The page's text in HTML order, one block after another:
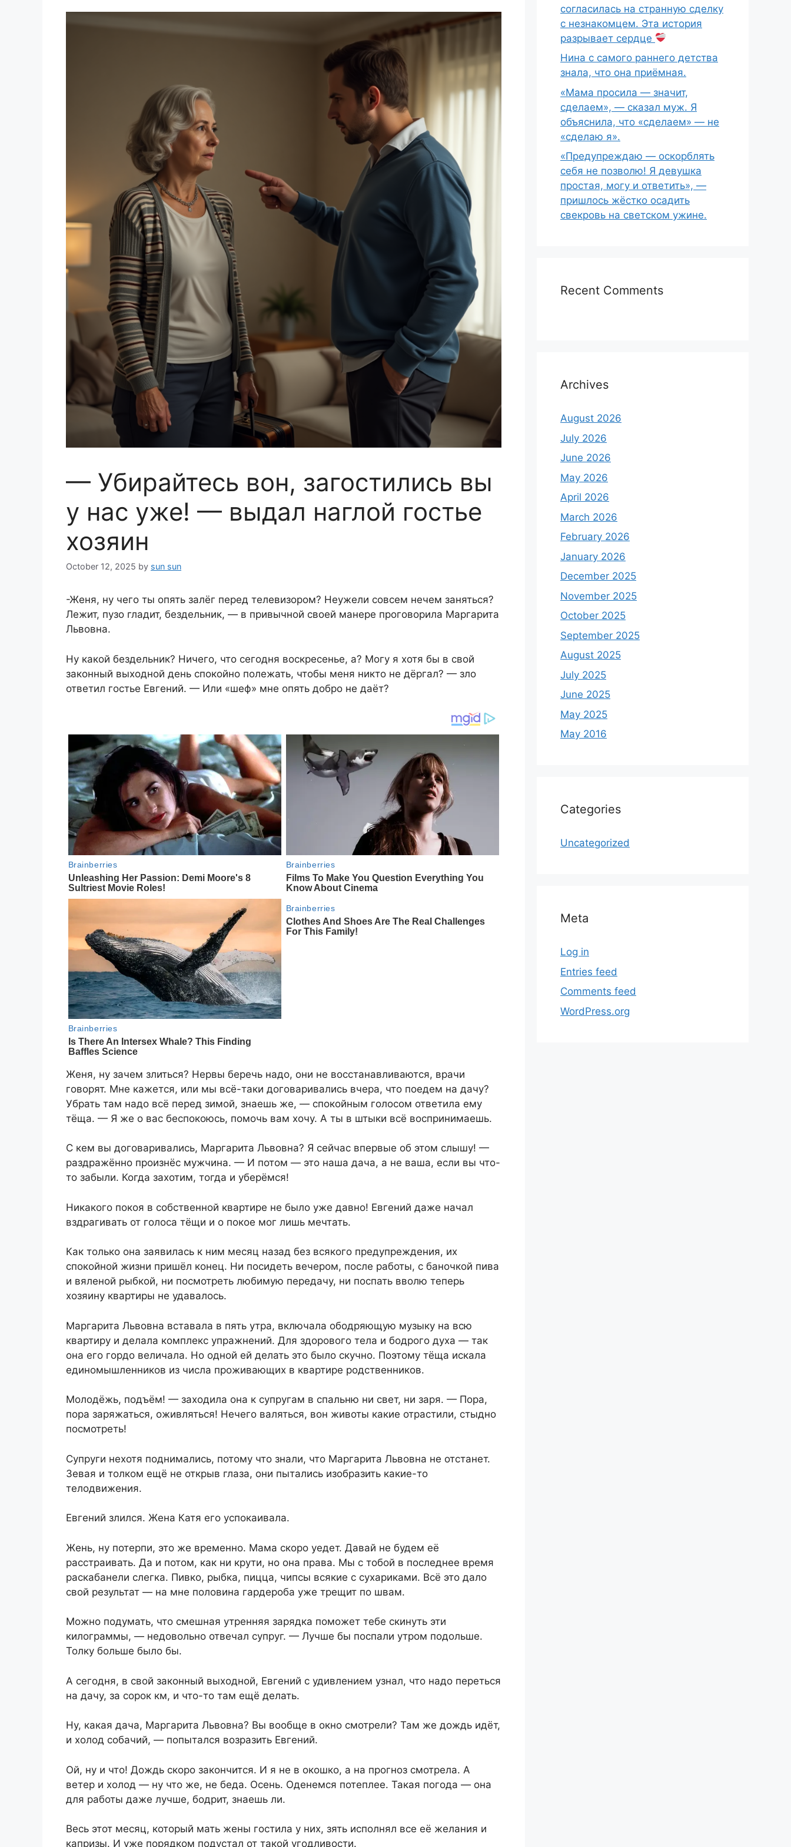
— Убирайтесь вон, загостились вы
у нас уже! — выдал наглой гостье
хозяин
October 12, 2025 by sun sun
-Женя, ну чего ты опять залёг перед телевизором? Неужели совсем нечем заняться?
Лежит, пузо гладит, бездельник, — в привычной своей манере проговорила Маргарита
Львовна.
Ну какой бездельник? Ничего, что сегодня воскресенье, а? Могу я хотя бы в свой
законный выходной день спокойно полежать, чтобы меня никто не дёргал? — зло
ответил гостье Евгений. — Или «шеф» мне опять добро не даёт?
Женя, ну зачем злиться? Нервы беречь надо, они не восстанавливаются, врачи
говорят. Мне кажется, или мы всё-таки договаривались вчера, что поедем на дачу?
Убрать там надо всё перед зимой, знаешь же, — спокойным голосом ответила ему
тёща. — Я же о вас беспокоюсь, помочь вам хочу. А ты в штыки всё воспринимаешь.
С кем вы договаривались, Маргарита Львовна? Я сейчас впервые об этом слышу! —
раздражённо произнёс мужчина. — И потом — это наша дача, а не ваша, если вы что-
то забыли. Когда захотим, тогда и уберёмся!
Никакого покоя в собственной квартире не было уже давно! Евгений даже начал
вздрагивать от голоса тёщи и о покое мог лишь мечтать.
Как только она заявилась к ним месяц назад без всякого предупреждения, их
спокойной жизни пришёл конец. Ни посидеть вечером, после работы, с баночкой пива
и вяленой рыбкой, ни посмотреть любимую передачу, ни поспать вволю теперь
хозяину квартиры не удавалось.
Маргарита Львовна вставала в пять утра, включала ободряющую музыку на всю
квартиру и делала комплекс упражнений. Для здорового тела и бодрого духа — так
она его гордо величала. Но одной ей делать это было скучно. Поэтому тёща искала
единомышленников из числа проживающих в квартире родственников.
Молодёжь, подъём! — заходила она к супругам в спальню ни свет, ни заря. — Пора,
пора заряжаться, оживляться! Нечего валяться, вон животы какие отрастили, стыдно
посмотреть!
Супруги нехотя поднимались, потому что знали, что Маргарита Львовна не отстанет.
Зевая и толком ещё не открыв глаза, они пытались изобразить какие-то
телодвижения.
Евгений злился. Жена Катя его успокаивала.
Жень, ну потерпи, это же временно. Мама скоро уедет. Давай не будем её
расстраивать. Да и потом, как ни крути, но она права. Мы с тобой в последнее время
раскабанели слегка. Пивко, рыбка, пицца, чипсы всякие с сухариками. Всё это дало
свой результат — на мне половина гардероба уже трещит по швам.
Можно подумать, что смешная утренняя зарядка поможет тебе скинуть эти
килограммы, — недовольно отвечал супруг. — Лучше бы поспали утром подольше.
Толку больше было бы.
А сегодня, в свой законный выходной, Евгений с удивлением узнал, что надо переться
на дачу, за сорок км, и что-то там ещё делать.
Ну, какая дача, Маргарита Львовна? Вы вообще в окно смотрели? Там же дождь идёт,
и холод собачий, — попытался возразить Евгений.
Ой, ну и что! Дождь скоро закончится. И я не в окошко, а на прогноз смотрела. А
ветер и холод — ну что же, не беда. Осень. Оденемся потеплее. Такая погода — она
для работы даже лучше, бодрит, знаешь ли.
Весь этот месяц, который мать жены гостила у них, зять исполнял все её желания и
капризы. И уже порядком подустал от такой угодливости.
согласилась на странную сделку
с незнакомцем. Эта история
разрывает сердце
Нина с самого раннего детства
знала, что она приёмная.
«Мама просила — значит,
сделаем», — сказал муж. Я
объяснила, что «сделаем» — не
«сделаю я».
«Предупреждаю — оскорблять
себя не позволю! Я девушка
простая, могу и ответить», —
пришлось жёстко осадить
свекровь на светском ужине.
Recent Comments
Archives
August 2026
July 2026
June 2026
May 2026
April 2026
March 2026
February 2026
January 2026
December 2025
November 2025
October 2025
September 2025
August 2025
July 2025
June 2025
May 2025
May 2016
Categories
Uncategorized
Meta
Log in
Entries feed
Comments feed
WordPress.org